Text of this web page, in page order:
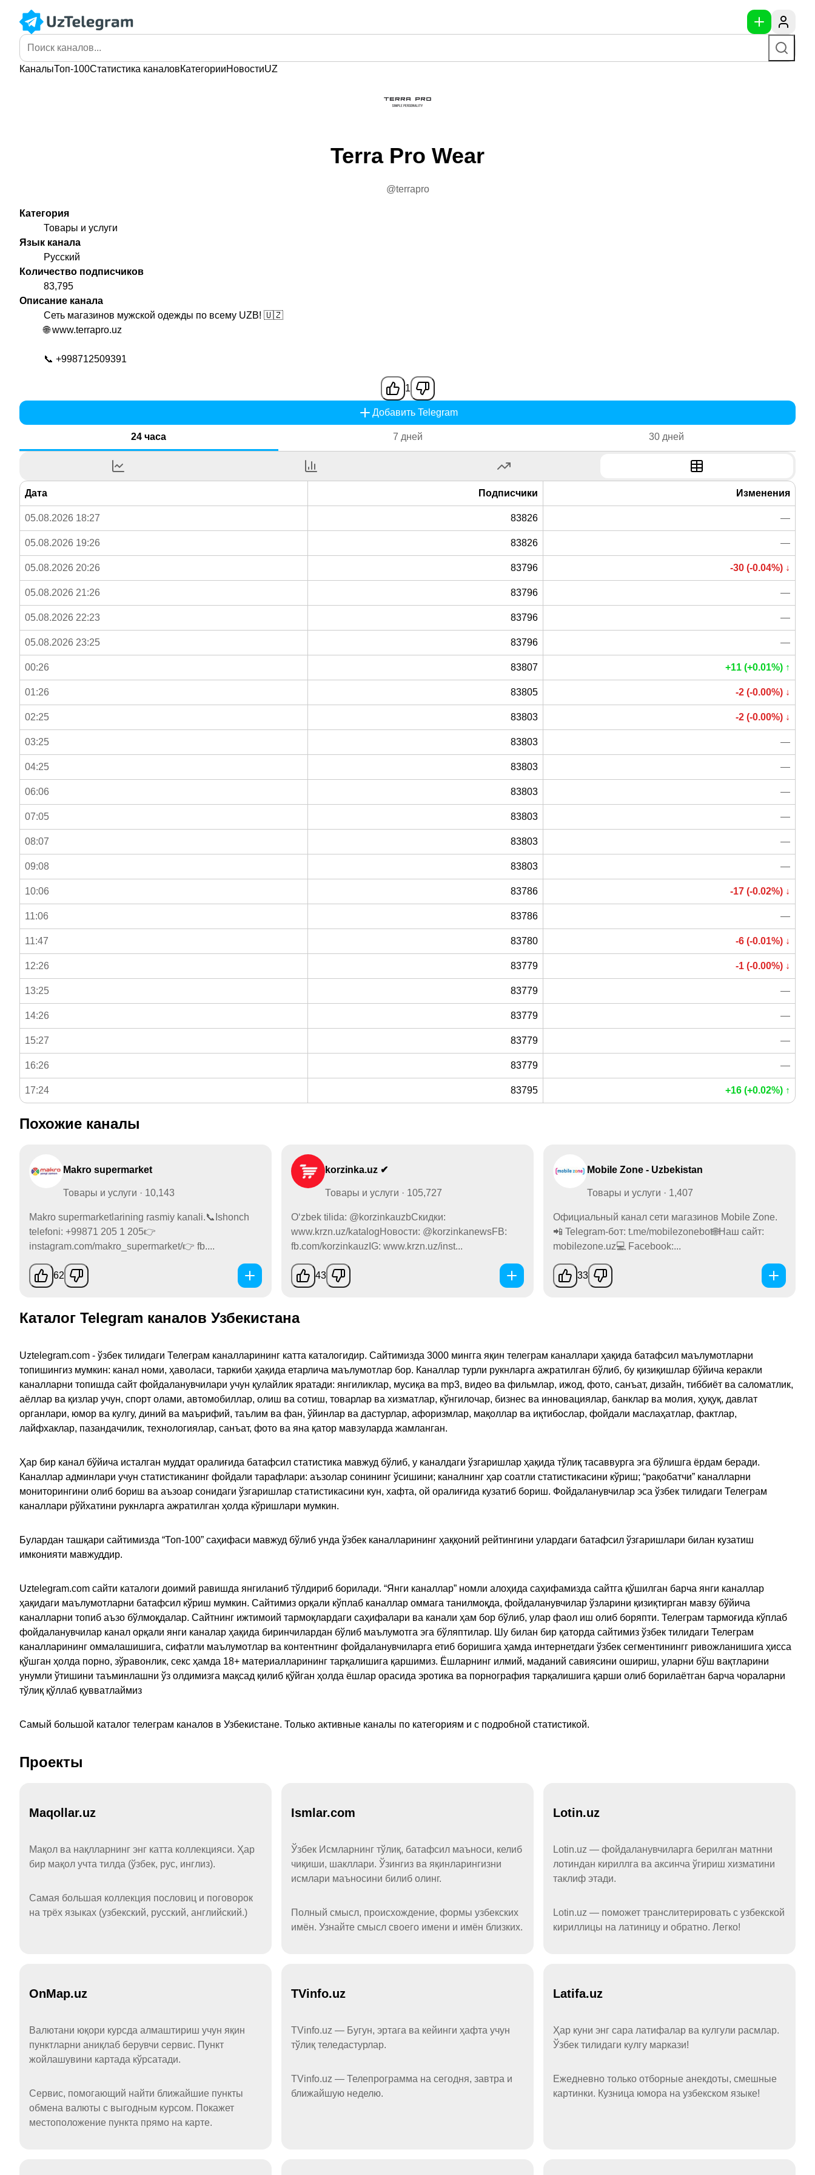
КаналыТоп-100Статистика каналовКатегорииНовостиUZ
Terra Pro Wear
@terrapro
Категория
Товары и услуги
Язык канала
Русский
Количество подписчиков
83,795
Описание канала
Сеть магазинов мужской одежды по всему UZB! 🇺🇿
🌐 www.terrapro.uz
📞 +998712509391
1
Добавить Telegram
24 часа 7 дней 30 дней
Дата Подписчики Изменения
05.08.2026 18:27 83826 —
05.08.2026 19:26 83826 —
05.08.2026 20:26 83796 -30 (-0.04%) ↓
05.08.2026 21:26 83796 —
05.08.2026 22:23 83796 —
05.08.2026 23:25 83796 —
00:26 83807 +11 (+0.01%) ↑
01:26 83805 -2 (-0.00%) ↓
02:25 83803 -2 (-0.00%) ↓
03:25 83803 —
04:25 83803 —
06:06 83803 —
07:05 83803 —
08:07 83803 —
09:08 83803 —
10:06 83786 -17 (-0.02%) ↓
11:06 83786 —
11:47 83780 -6 (-0.01%) ↓
12:26 83779 -1 (-0.00%) ↓
13:25 83779 —
14:26 83779 —
15:27 83779 —
16:26 83779 —
17:24 83795 +16 (+0.02%) ↑
Похожие каналы
Makro supermarket
Товары и услуги · 10,143
Makro supermarketlarining rasmiy kanali.📞Ishonch
telefoni: +99871 205 1 205👉
instagram.com/makro_supermarket/👉 fb....
62
korzinka.uz ✔
Товары и услуги · 105,727
O‘zbek tilida: @korzinkauzbСкидки:
www.krzn.uz/katalogНовости: @korzinkanewsFB:
fb.com/korzinkauzIG: www.krzn.uz/inst...
43
Mobile Zone - Uzbekistan
Товары и услуги · 1,407
Официальный канал сети магазинов Mobile Zone.
📲 Telegram-бот: t.me/mobilezonebot🌐Наш сайт:
mobilezone.uz💻 Facebook:...
33
Каталог Telegram каналов Узбекистана
Uztelegram.com - ўзбек тилидаги Телеграм каналларининг катта каталогидир. Сайтимизда 3000 мингга яқин телеграм каналлари ҳақида батафсил маълумотларни
топишингиз мумкин: канал номи, ҳаволаси, таркиби ҳақида етарлича маълумотлар бор. Каналлар турли рукнларга ажратилган бўлиб, бу қизиқишлар бўйича керакли
каналларни топишда сайт фойдаланувчилари учун қулайлик яратади: янгиликлар, мусиқа ва mp3, видео ва фильмлар, ижод, фото, санъат, дизайн, тиббиёт ва саломатлик,
аёллар ва қизлар учун, спорт олами, автомобиллар, олиш ва сотиш, товарлар ва хизматлар, кўнгилочар, бизнес ва инновациялар, банклар ва молия, ҳуқуқ, давлат
органлари, юмор ва кулгу, диний ва маърифий, таълим ва фан, ўйинлар ва дастурлар, афоризмлар, мақоллар ва иқтибослар, фойдали маслаҳатлар, фактлар,
лайфхаклар, пазандачилик, технологиялар, санъат, фото ва яна қатор мавзуларда жамланган.
Ҳар бир канал бўйича исталган муддат оралиғида батафсил статистика мавжуд бўлиб, у каналдаги ўзгаришлар ҳақида тўлиқ тасаввурга эга бўлишга ёрдам беради.
Каналлар админлари учун статистиканинг фойдали тарафлари: аъзолар сонининг ўсишини; каналнинг ҳар соатли статистикасини кўриш; “рақобатчи” каналларни
мониторингини олиб бориш ва аъзоар сонидаги ўзгаришлар статистикасини кун, хафта, ой оралиғида кузатиб бориш. Фойдаланувчилар эса ўзбек тилидаги Телеграм
каналлари рўйхатини рукнларга ажратилган ҳолда кўришлари мумкин.
Булардан ташқари сайтимизда “Топ-100” саҳифаси мавжуд бўлиб унда ўзбек каналларининг ҳаққоний рейтингини улардаги батафсил ўзгаришлари билан кузатиш
имконияти мавжуддир.
Uztelegram.com сайти каталоги доимий равишда янгиланиб тўлдириб борилади. “Янги каналлар” номли алоҳида саҳифамизда сайтга қўшилган барча янги каналлар
ҳақидаги маълумотларни батафсил кўриш мумкин. Сайтимиз орқали кўплаб каналлар оммага танилмоқда, фойдаланувчилар ўзларини қизиқтирган мавзу бўйича
каналларни топиб аъзо бўлмоқдалар. Сайтнинг ижтимоий тармоқлардаги саҳифалари ва канали ҳам бор бўлиб, улар фаол иш олиб боряпти. Телеграм тармоғида кўплаб
фойдаланувчилар канал орқали янги каналар ҳақида биринчилардан бўлиб маълумотга эга бўляптилар. Шу билан бир қаторда сайтимиз ўзбек тилидаги Телеграм
каналларининг оммалашишига, сифатли маълумотлар ва контентнинг фойдаланувчиларга етиб боришига ҳамда интернетдаги ўзбек сегментинингг ривожланишига ҳисса
қўшган ҳолда порно, зўравонлик, секс ҳамда 18+ материалларининг тарқалишига қаршимиз. Ёшларнинг илмий, маданий савиясини ошириш, уларни бўш вақтларини
унумли ўтишини таъминлашни ўз олдимизга мақсад қилиб қўйган ҳолда ёшлар орасида эротика ва порнография тарқалишига қарши олиб борилаётган барча чораларни
тўлиқ қўллаб қувватлаймиз
Самый большой каталог телеграм каналов в Узбекистане. Только активные каналы по категориям и с подробной статистикой.
Проекты
Maqollar.uz
Мақол ва нақлларнинг энг катта коллекцияси. Ҳар
бир мақол учта тилда (ўзбек, рус, инглиз).
Самая большая коллекция пословиц и поговорок
на трёх языках (узбекский, русский, английский.)
Ismlar.com
Ўзбек Исмларнинг тўлиқ, батафсил маъноси, келиб
чиқиши, шакллари. Ўзингиз ва яқинларингизни
исмлари маъносини билиб олинг.
Полный смысл, происхождение, формы узбекских
имён. Узнайте смысл своего имени и имён близких.
Lotin.uz
Lotin.uz — фойдаланувчиларга берилган матнни
лотиндан кириллга ва аксинча ўгириш хизматини
таклиф этади.
Lotin.uz — поможет транслитерировать с узбекской
кириллицы на латиницу и обратно. Легко!
OnMap.uz
Валютани юқори курсда алмаштириш учун яқин
пунктларни аниқлаб берувчи сервис. Пункт
жойлашувини картада кўрсатади.
Сервис, помогающий найти ближайшие пункты
обмена валюты с выгодным курсом. Покажет
местоположение пункта прямо на карте.
TVinfo.uz
TVinfo.uz — Бугун, эртага ва кейинги ҳафта учун
тўлиқ теледастурлар.
TVinfo.uz — Телепрограмма на сегодня, завтра и
ближайшую неделю.
Latifa.uz
Ҳар куни энг сара латифалар ва кулгули расмлар.
Ўзбек тилидаги кулгу маркази!
Ежедневно только отборные анекдоты, смешные
картинки. Кузница юмора на узбекском языке!